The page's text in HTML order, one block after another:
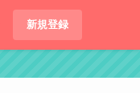
新規登録